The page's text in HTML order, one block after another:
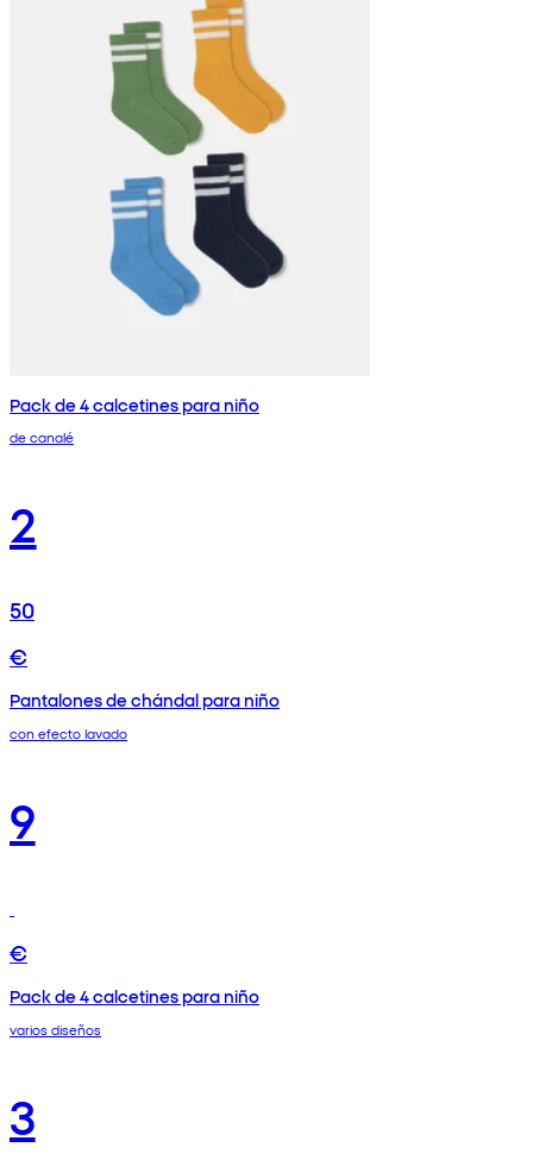
Pack de 4 calcetines para niño
de canalé
2
50
€
Pantalones de chándal para niño
con efecto lavado
9
€
Pack de 4 calcetines para niño
varios diseños
3